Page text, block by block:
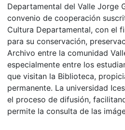
Departamental del Valle Jorge
convenio de cooperación
Cultura Departamental, con el
para su conservación,
Archivo entre la comunidad
especialmente entre los
que visitan la Biblioteca,
permanente. La universidad
el proceso de difusión,
permite la consulta de las